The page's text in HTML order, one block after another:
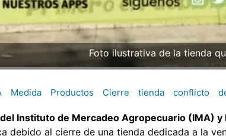
Foto ilustrativa de la tienda
Medida Productos Cierre tienda conflicto
Instituto de Mercadeo Agropecuario (IMA)
debido al cierre de una tienda dedicada a la